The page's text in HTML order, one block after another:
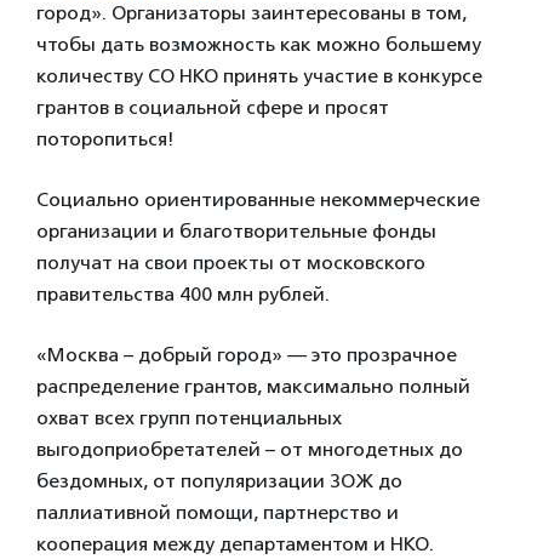
город». Организаторы заинтересованы в том,
чтобы дать возможность как можно большему
количеству СО НКО принять участие в конкурсе
грантов в социальной сфере и просят
поторопиться!
Социально ориентированные некоммерческие
организации и благотворительные фонды
получат на свои проекты от московского
правительства 400 млн рублей.
«Москва – добрый город» — это прозрачное
распределение грантов, максимально полный
охват всех групп потенциальных
выгодоприобретателей – от многодетных до
бездомных, от популяризации ЗОЖ до
паллиативной помощи, партнерство и
кооперация между департаментом и НКО.